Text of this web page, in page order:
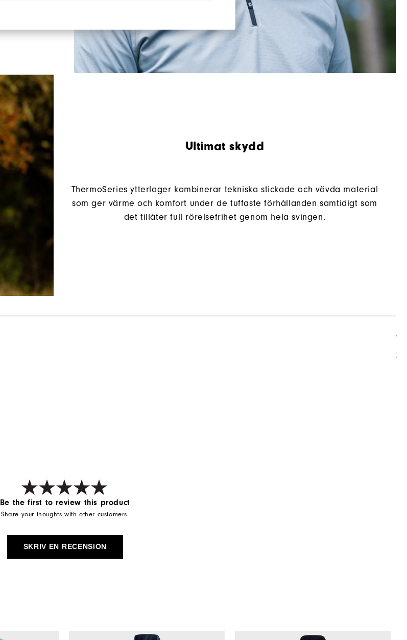
Ultimat skydd
ThermoSeries ytterlager kombinerar tekniska stickade och vävda material
som ger värme och komfort under de tuffaste förhållanden samtidigt som
det tillåter full rörelsefrihet genom hela svingen.
Be the first to review this product
Share your thoughts with other customers.
SKRIV EN RECENSION